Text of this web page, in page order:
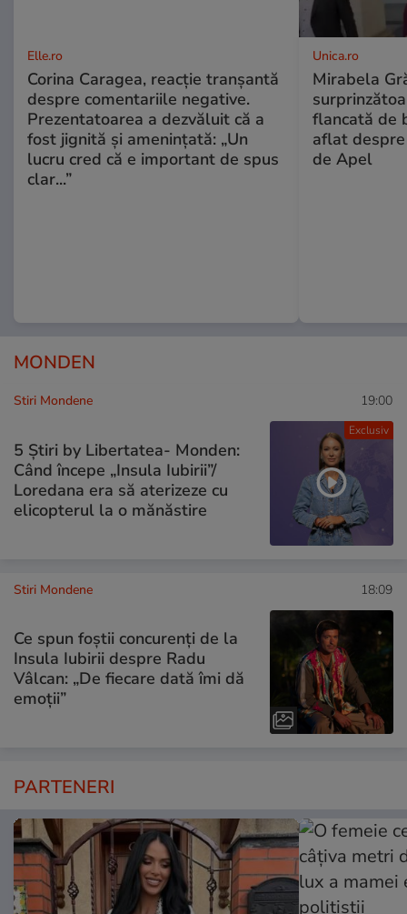
Elle.ro
Corina Caragea, reacție tranșantă
despre comentariile negative.
Prezentatoarea a dezvăluit că a
fost jignită și amenințată: „Un
lucru cred că e important de spus
clar...”
Unica.ro
Mirabela
flancată de
aflat
de Apel
MONDEN
Exclusiv
Stiri Mondene 19:00
5 Știri by Libertatea- Monden:
Când începe „Insula Iubirii”/
Loredana era să aterizeze cu
elicopterul la o mănăstire
Stiri Mondene 18:09
Ce spun foștii concurenți de la
Insula Iubirii despre Radu
Vâlcan: „De fiecare dată îmi dă
emoții”
PARTENERI